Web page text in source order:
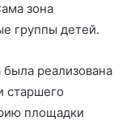
зона
группы детей.
реализована
старшего
площадки